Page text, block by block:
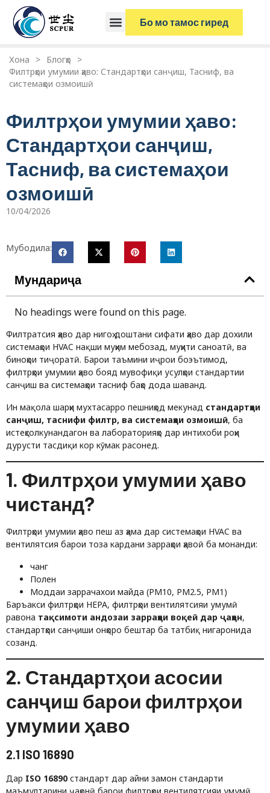
Бо мо тамос гиред
Хона > Блогҳо
>
Филтрҳои умумии ҳаво: Стандартҳои санҷиш, Тасниф, ва
системаҳои озмоишӣ
Филтрҳои умумии ҳаво:
Стандартҳои санҷиш,
Тасниф, ва системаҳои
озмоишӣ
10/04/2026
Мубодила:
Мундариҷа
No headings were found on this page.
Филтратсия ҳаво дар нигоҳ доштани сифати ҳаво дар дохили
системаҳои HVAC нақши муҳим мебозад, муҳити саноатӣ, ва
биноҳои тиҷоратӣ. Барои таъмини иҷрои боэътимод,
филтрҳои умумии ҳаво бояд мувофиқи усулҳои стандартии
санҷиш ва системаҳои тасниф баҳо дода шаванд.
Ин мақола шарҳи мухтасарро пешниҳод мекунад стандартҳои
санҷиш, таснифи филтр, ва системаҳои озмоишӣ, ба
истеҳсолкунандагон ва лабораторияҳо дар интихоби роҳи
дурусти тасдиқи кор кӯмак расонед.
1. Филтрҳои умумии ҳаво
чистанд?
Филтрҳои умумии ҳаво пеш аз ҳама дар системаҳои HVAC ва
вентилятсия барои тоза кардани зарраҳои ҳавоӣ ба монанди:
чанг
Полен
Моддаи заррачахои майда (PM10, PM2.5, PM1)
Баръакси филтрҳои HEPA, филтрҳои вентилятсияи умумӣ
равона тақсимоти андозаи зарраҳои воқеӣ дар ҷаҳон,
стандартҳои санҷиши онҳоро бештар ба татбиқ нигаронида
созанд.
2. Стандартҳои асосии
санҷиш барои филтрҳои
умумии ҳаво
2.1 ISO 16890
Дар ISO 16890 стандарт дар айни замон стандарти